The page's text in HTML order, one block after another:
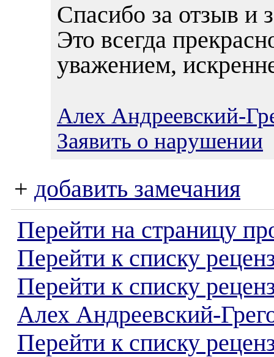
Спасибо за отзыв и
Это всегда
уважением,
Алех Андреевский-
Заявить о нарушении
+ добавить замечания
Перейти на страницу
Перейти к списку
Перейти к списку
Алех Андреевский-
Перейти к списку